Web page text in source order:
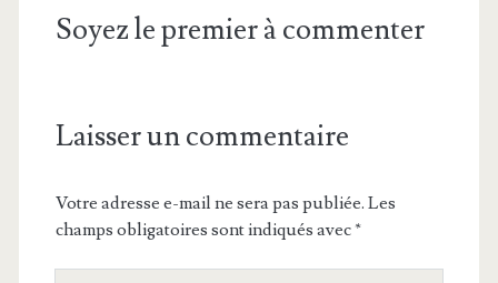
Soyez le premier à commenter
Laisser un commentaire
Votre adresse e-mail ne sera pas publiée. Les
champs obligatoires sont indiqués avec*